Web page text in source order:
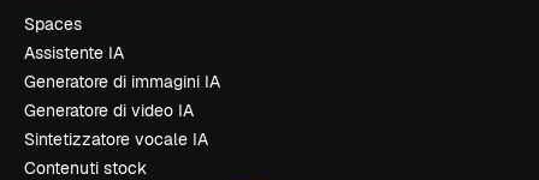
Spaces
Assistente IA
Generatore di immagini IA
Generatore di video IA
Sintetizzatore vocale IA
Contenuti stock